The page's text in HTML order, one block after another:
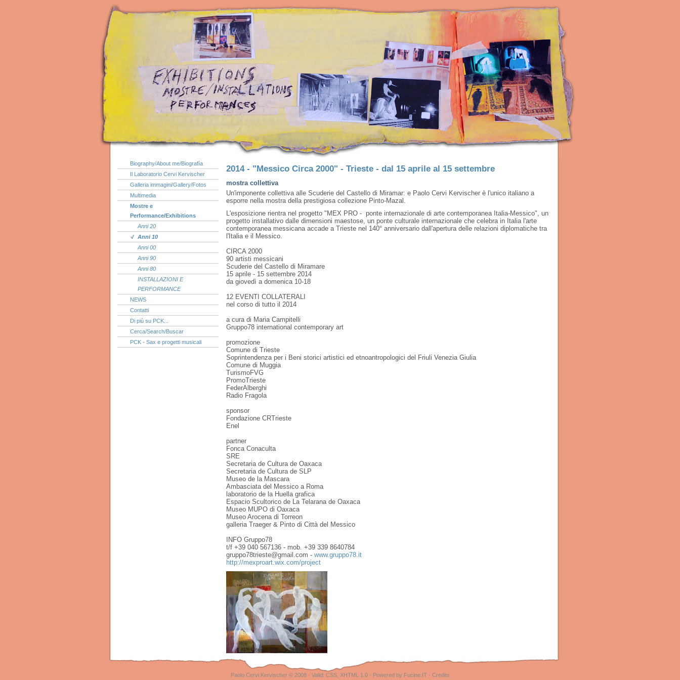
Biography/About me/Biografía
Il Laboratorio Cervi Kervischer
Galleria immagini/Gallery/Fotos
Multimedia
Mostre e
Performance/Exhibitions
Anni 20
Anni 10
Anni 00
Anni 90
Anni 80
INSTALLAZIONI E
PERFORMANCE
NEWS
Contatti
Di più su PCK...
Cerca/Search/Buscar
PCK - Sax e progetti musicali
2014 - "Messico Circa 2000" - Trieste - dal 15 aprile al 15 settembre
mostra collettiva
Un'imponente collettiva alle Scuderie del Castello di Miramar: e Paolo Cervi Kervischer è l'unico italiano a
esporre nella mostra della prestigiosa collezione Pinto-Mazal.
L'esposizione rientra nel progetto " MEX PRO - ponte internazionale di arte contemporanea Italia-Messico", un
progetto installativo dalle dimensioni maestose, un ponte culturale internazionale che celebra in Italia l'arte
contemporanea messicana accade a Trieste nel 140° anniversario dall'apertura delle relazioni diplomatiche tra
l'Italia e il Messico.
CIRCA 2000
90 artisti messicani
Scuderie del Castello di Miramare
15 aprile - 15 settembre 2014
da giovedì a domenica 10-18
12 EVENTI COLLATERALI
nel corso di tutto il 2014
a cura di Maria Campitelli
Gruppo78 international contemporary art
promozione
Comune di Trieste
Soprintendenza per i Beni storici artistici ed etnoantropologici del Friuli Venezia Giulia
Comune di Muggia
TurismoFVG
PromoTrieste
FederAlberghi
Radio Fragola
sponsor
Fondazione CRTrieste
Enel
partner
Fonca Conaculta
SRE
Secretaria de Cultura de Oaxaca
Secretaria de Cultura de SLP
Museo de la Mascara
Ambasciata del Messico a Roma
laboratorio de la Huella grafica
Espacio Scultorico de La Telarana de Oaxaca
Museo MUPO di Oaxaca
Museo Arocena di Torreon
galleria Traeger & Pinto di Città del Messico
INFO Gruppo78
t/f +39 040 567136 - mob. +39 339 8640784
gruppo78trieste@gmail.com - www.gruppo78.it
http://mexproart.wix.com/project
Paolo Cervi Kervischer © 2008 - Valid: CSS, XHTML 1.0- Powered by Fucine.IT- Credits